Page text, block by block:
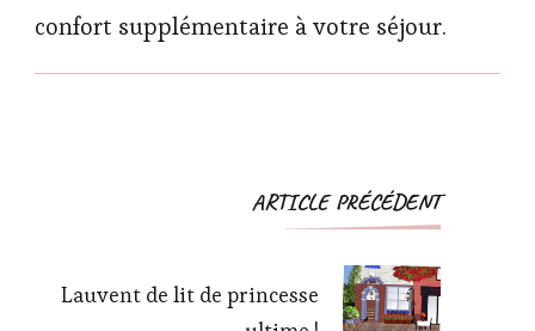
confort supplémentaire à votre séjour.
Navigation
ARTICLE PRÉCÉDENT
Lauvent de lit de princesse